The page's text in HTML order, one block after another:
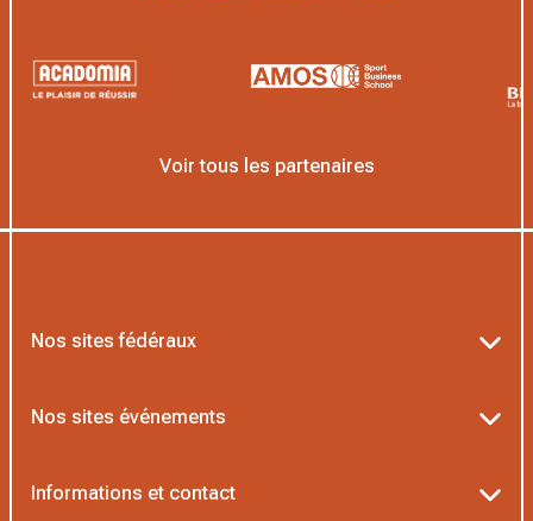
Voir tous les partenaires
Nos sites fédéraux
Nos sites événements
Informations et contact